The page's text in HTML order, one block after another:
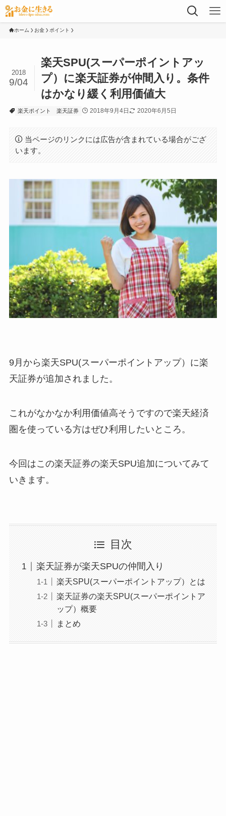
ホーム お金 ポイント
楽天SPU(スーパーポイントアッ
プ）に楽天証券が仲間入り。条件
はかなり緩く利用価値大
2018
9/04
楽天ポイント 楽天証券 2018年9月4日 2020年6月5日
当ページのリンクには広告が含まれている場合がござ
います。
9月から楽天SPU(スーパーポイントアップ）に楽
天証券が追加されました。
これがなかなか利用価値高そうですので楽天経済
圏を使っている方はぜひ利用したいところ。
今回はこの楽天証券の楽天SPU追加についてみて
いきます。
目次
楽天証券が楽天SPUの仲間入り
楽天SPU(スーパーポイントアップ）とは
楽天証券の楽天SPU(スーパーポイントア
ップ）概要
まとめ